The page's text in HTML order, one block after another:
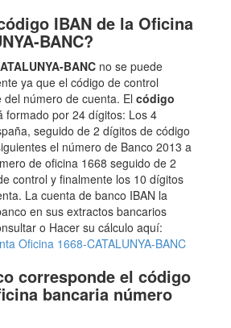
IBAN de la Oficina
BANC?
BANC no se puede
ya que el código de control
número de cuenta. El código
formado por 24 dígitos: Los 4
seguido de 2 dígitos de código
el número de Banco 2013 a
de oficina 1668 seguido de 2
control y finalmente los 10 dígitos
La cuenta de banco IBAN la
en sus extractos bancarios
o Hacer su cálculo aquí:
Oficina 1668-CATALUNYA-BANC
corresponde el código
bancaria número